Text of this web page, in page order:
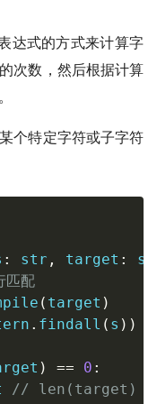
达式的方式来计算字
次数，然后根据计算
个特定字符或子字符
: str , target :
匹配
( target )
. findall ( s ) )
) == 0 :
// len ( target )